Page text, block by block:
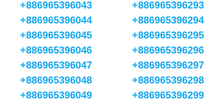
+886965396043
+886965396044
+886965396045
+886965396046
+886965396047
+886965396048
+886965396049
+886965396293
+886965396294
+886965396295
+886965396296
+886965396297
+886965396298
+886965396299